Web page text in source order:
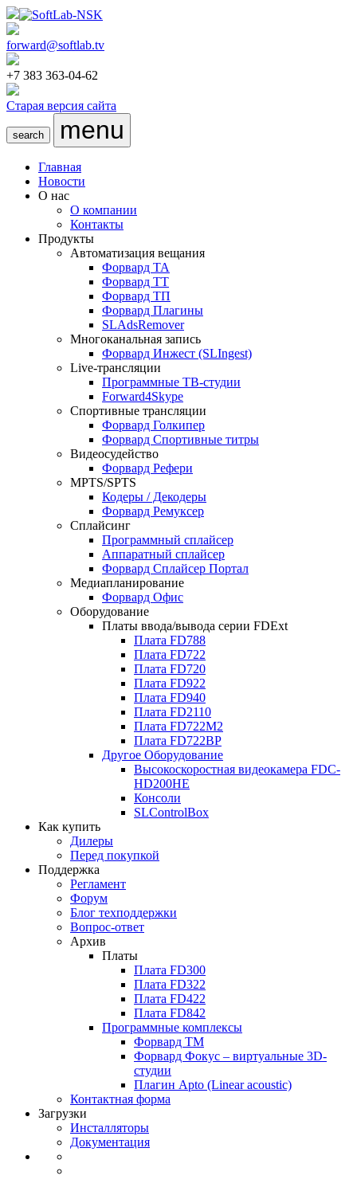
forward@softlab.tv
+7 383 363-04-62
Старая версия сайта
search menu
Главная
Новости
О нас
О компании
Контакты
Продукты
Автоматизация вещания
Форвард ТА
Форвард ТТ
Форвард ТП
Форвард Плагины
SLAdsRemover
Многоканальная запись
Форвард Инжест (SLIngest)
Live-трансляции
Программные ТВ-студии
Forward4Skype
Спортивные трансляции
Форвард Голкипер
Форвард Спортивные титры
Видеосудейство
Форвард Рефери
MPTS/SPTS
Кодеры / Декодеры
Форвард Ремуксер
Сплайсинг
Программный сплайсер
Аппаратный сплайсер
Форвард Сплайсер Портал
Медиапланирование
Форвард Офис
Оборудование
Платы ввода/вывода серии FDExt
Плата FD788
Плата FD722
Плата FD720
Плата FD922
Плата FD940
Плата FD2110
Плата FD722M2
Плата FD722BP
Другое Оборудование
Высокоскоростная видеокамера FDC-
HD200HE
Консоли
SLControlBox
Как купить
Дилеры
Перед покупкой
Поддержка
Регламент
Форум
Блог техподдержки
Вопрос-ответ
Архив
Платы
Плата FD300
Плата FD322
Плата FD422
Плата FD842
Программные комплексы
Форвард ТМ
Форвард Фокус – виртуальные 3D-
студии
Плагин Apto (Linearacoustic)
Контактная форма
Загрузки
Инсталляторы
Документация